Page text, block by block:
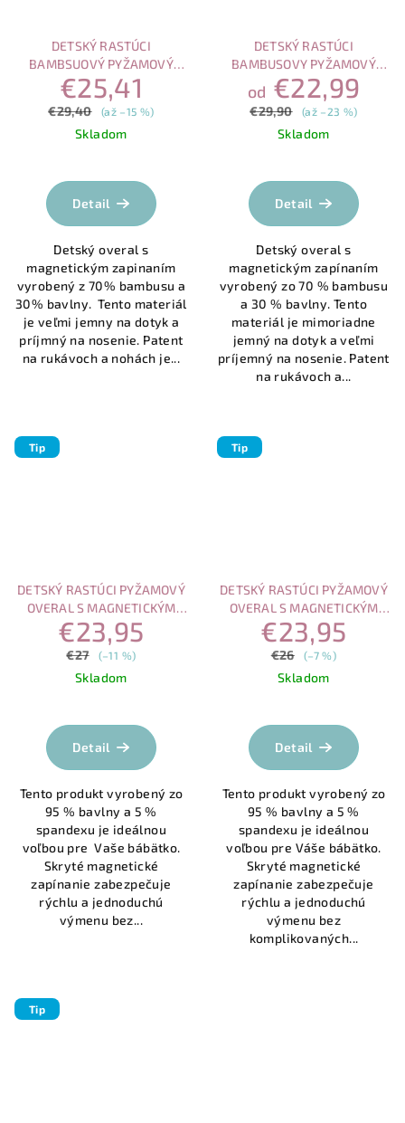
DETSKÝ RASTÚCI
BAMBSUOVÝ PYŽAMOVÝ
OVERAL S MAGNETICKÝM
ZAPÍNANÍM, MACO
€25,41
€29,40 (až –15 %)
Skladom
hodnotenie
produktu
z
5
hviezdičiek.
Detail
Detský overal s
magnetickým zapinaním
vyrobený z 70% bambusu a
30% bavlny. Tento materiál
je veľmi jemny na dotyk a
príjmný na nosenie. Patent
na rukávoch a nohách je...
DETSKÝ RASTÚCI
BAMBUSOVY PYŽAMOVÝ
OVERAL S MAGNETICKÝM
ZAPÍNANÍM SLONÍK
od €22,99
€29,90 (až –23 %)
Skladom
hodnotenie
produktu
z
5
hviezdičiek.
Detail
Detský overal s
magnetickým zapínaním
vyrobený zo 70 % bambusu
a 30 % bavlny. Tento
materiál je mimoriadne
jemný na dotyk a veľmi
príjemný na nosenie. Patent
na rukávoch a...
Tip
DETSKÝ RASTÚCI PYŽAMOVÝ
OVERAL S MAGNETICKÝM
ZAPÍNANÍM JELEN A STROM
€23,95
€27 (–11 %)
Skladom
hodnotenie
produktu
z
5
hviezdičiek.
Detail
Tento produkt vyrobený zo
95 % bavlny a 5 %
spandexu je ideálnou
voľbou pre Vaše bábätko.
Skryté magnetické
zapínanie zabezpečuje
rýchlu a jednoduchú
výmenu bez...
Tip
DETSKÝ RASTÚCI PYŽAMOVÝ
OVERAL S MAGNETICKÝM
ZAPÍNANÍM MODRÁ LODKA
€23,95
€26 (–7 %)
Skladom
hodnotenie
produktu
z
5
hviezdičiek.
Detail
Tento produkt vyrobený zo
95 % bavlny a 5 %
spandexu je ideálnou
voľbou pre Váše bábätko.
Skryté magnetické
zapínanie zabezpečuje
rýchlu a jednoduchú
výmenu bez
komplikovaných...
Tip